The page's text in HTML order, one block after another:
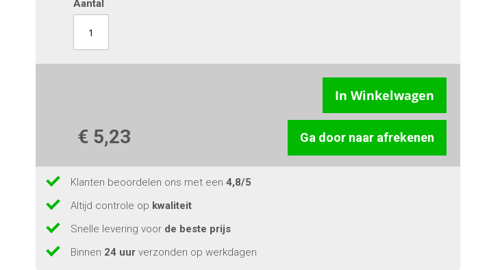
Aantal
In Winkelwagen
Ga door naar afrekenen
€ 5,23
Klanten beoordelen ons met een 4,8/5
Altijd controle op kwaliteit
Snelle levering voor de beste prijs
Binnen 24 uur verzonden op werkdagen